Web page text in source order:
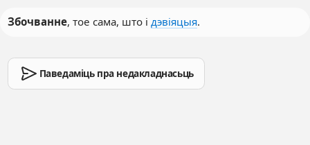
Збочванне, тое сама, што і дэвіяцыя.
Паведаміць пра недакладнасьць